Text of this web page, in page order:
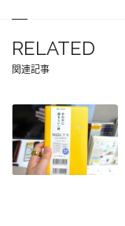
RELATED
関連記事